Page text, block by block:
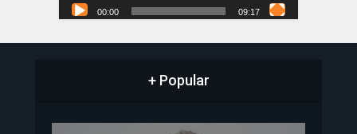
00:00 09:17
+ Popular